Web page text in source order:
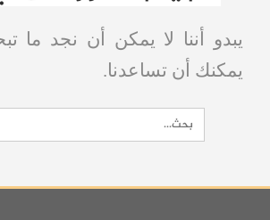
يبدو أننا لا يمكن أن نجد ما
يمكنك أن تساعدنا.